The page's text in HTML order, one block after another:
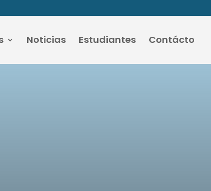
Noticias Estudiantes Contácto